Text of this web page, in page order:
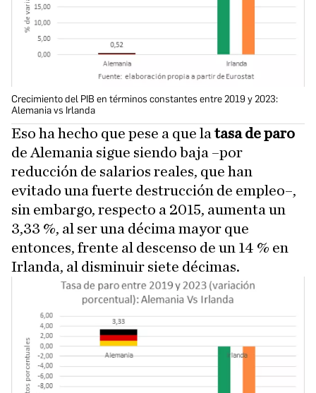
Crecimiento del PIB en términos constantes entre 2019 y 2023:
Alemania vs Irlanda
Eso ha hecho que pese a que la tasa de paro
de Alemania sigue siendo baja –por
reducción de salarios reales, que han
evitado una fuerte destrucción de empleo–,
sin embargo, respecto a 2015, aumenta un
3,33 %, al ser una décima mayor que
entonces, frente al descenso de un 14 % en
Irlanda, al disminuir siete décimas.